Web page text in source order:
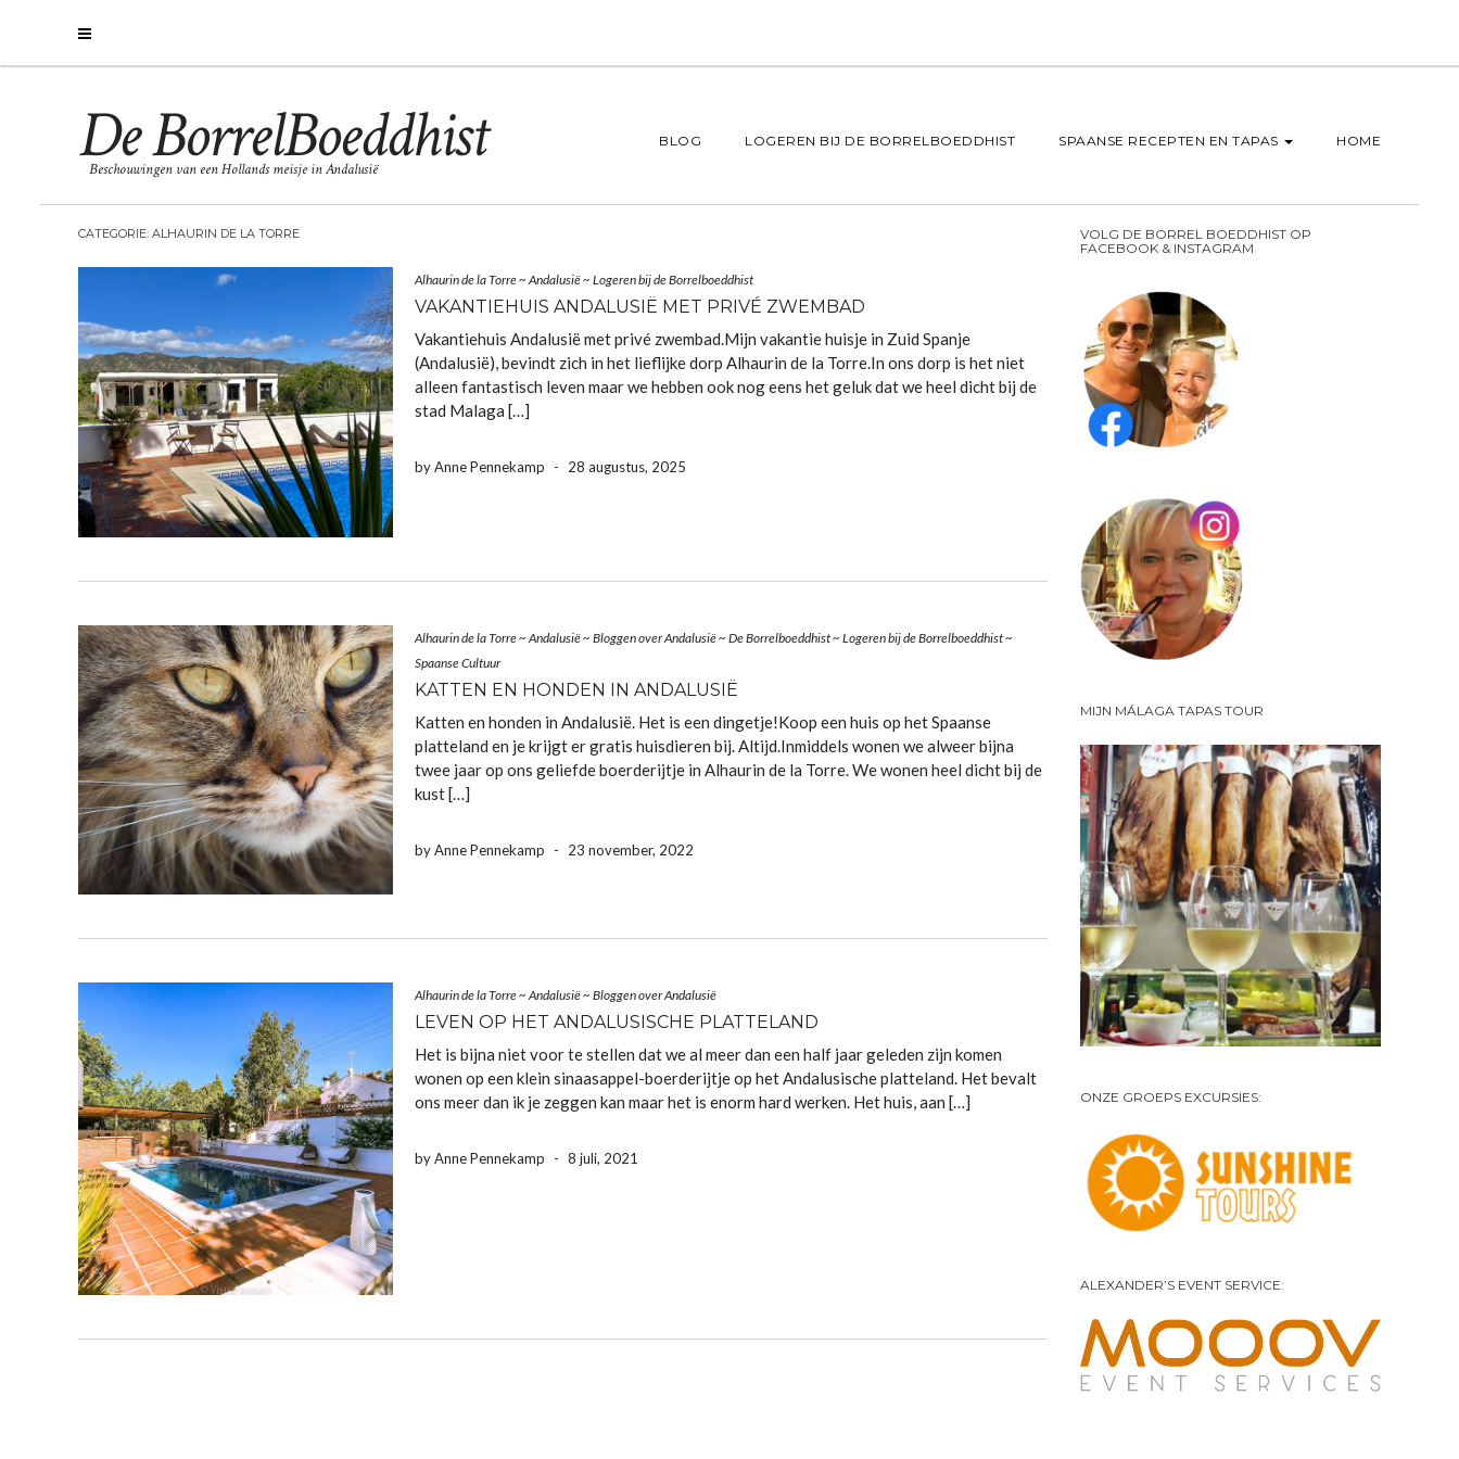
De BorrelBoeddhist
Beschouwingen van een Hollands meisje in Andalusië
BLOG LOGEREN BIJ DE BORRELBOEDDHIST SPAANSE RECEPTEN EN TAPAS HOME
CATEGORIE: ALHAURIN DE LA TORRE
Alhaurin de la Torre~Andalusië~ Logeren bij de Borrelboeddhist
VAKANTIEHUIS ANDALUSIË MET PRIVÉ ZWEMBAD
Vakantiehuis Andalusië met privé zwembad.Mijn vakantie huisje in Zuid Spanje
(Andalusië), bevindt zich in het lieflijke dorp Alhaurin de la Torre.In ons dorp is het niet
alleen fantastisch leven maar we hebben ook nog eens het geluk dat we heel dicht bij de
stad Malaga […]
by Anne Pennekamp - 28 augustus, 2025
Alhaurin de la Torre~ Andalusië~ Bloggen over Andalusië~ De Borrelboeddhist~ Logeren bij de Borrelboeddhist~
Spaanse Cultuur
KATTEN EN HONDEN IN ANDALUSIË
Katten en honden in Andalusië. Het is een dingetje!Koop een huis op het Spaanse
platteland en je krijgt er gratis huisdieren bij. Altijd.Inmiddels wonen we alweer bijna
twee jaar op ons geliefde boerderijtje in Alhaurin de la Torre. We wonen heel dicht bij de
kust […]
by Anne Pennekamp - 23 november, 2022
Alhaurin de la Torre~Andalusië~ Bloggen over Andalusië
LEVEN OP HET ANDALUSISCHE PLATTELAND
Het is bijna niet voor te stellen dat we al meer dan een half jaar geleden zijn komen
wonen op een klein sinaasappel-boerderijtje op het Andalusische platteland. Het bevalt
ons meer dan ik je zeggen kan maar het is enorm hard werken. Het huis, aan […]
by Anne Pennekamp - 8 juli, 2021
VOLG DE BORREL BOEDDHIST OP
FACEBOOK & INSTAGRAM
MIJN MÁLAGA TAPAS TOUR
ONZE GROEPS EXCURSIES:
ALEXANDER’S EVENT SERVICE: